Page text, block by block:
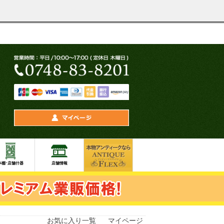
お気に入り一覧 マイページ